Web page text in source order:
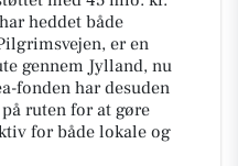
heddet både
er en
gennem Jylland, nu
fonden har desuden
ruten for at gøre
for både lokale og